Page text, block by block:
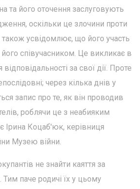
та його оточення заслуговують
оскільки це злочини проти
усвідомлює, що його участь
його співучасником. Це викликає в
за свої дії. Проте
через кілька днів у
запис про те, як він проводив
роблячи це з неабияким
Ірина Коцаб'юк, керівниця
Музею війни.
не знайти каяття за
Тим паче родичі їх у цьому